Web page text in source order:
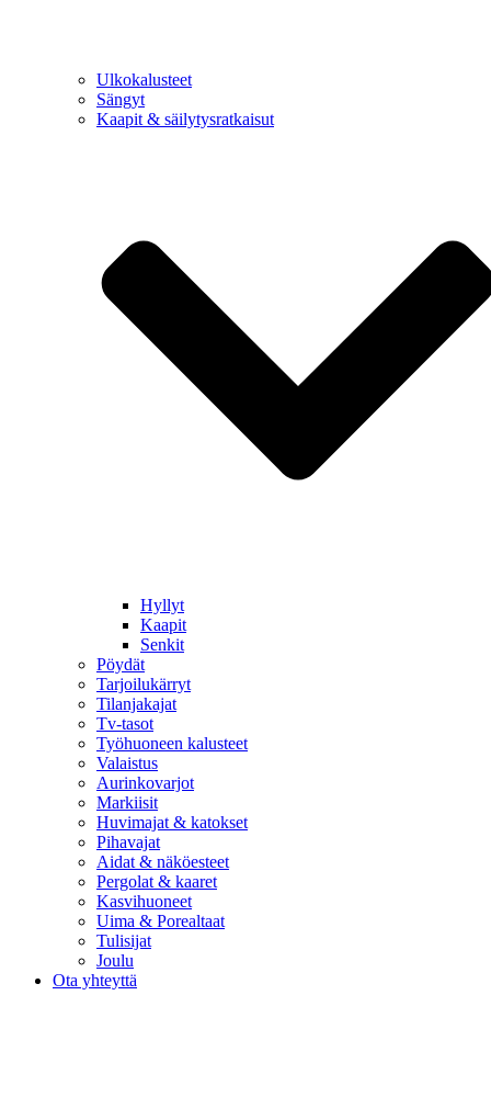
Ulkokalusteet
Sängyt
Kaapit & säilytysratkaisut
Hyllyt
Kaapit
Senkit
Pöydät
Tarjoilukärryt
Tilanjakajat
Tv-tasot
Työhuoneen kalusteet
Valaistus
Aurinkovarjot
Markiisit
Huvimajat & katokset
Pihavajat
Aidat & näköesteet
Pergolat & kaaret
Kasvihuoneet
Uima & Porealtaat
Tulisijat
Joulu
Ota yhteyttä